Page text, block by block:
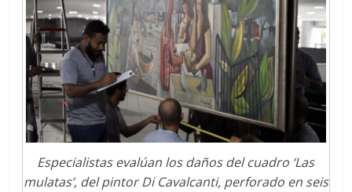
Especialistas evalúan los daños del cuadro ‘Las
mulatas’, del pintor Di Cavalcanti, perforado en seis